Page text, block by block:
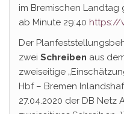
im Bremischen
ab Minute 29:40 https://
Der
zwei Schreiben aus
zweiseitige
Hbf – Bremen
27.04.2020 der DB